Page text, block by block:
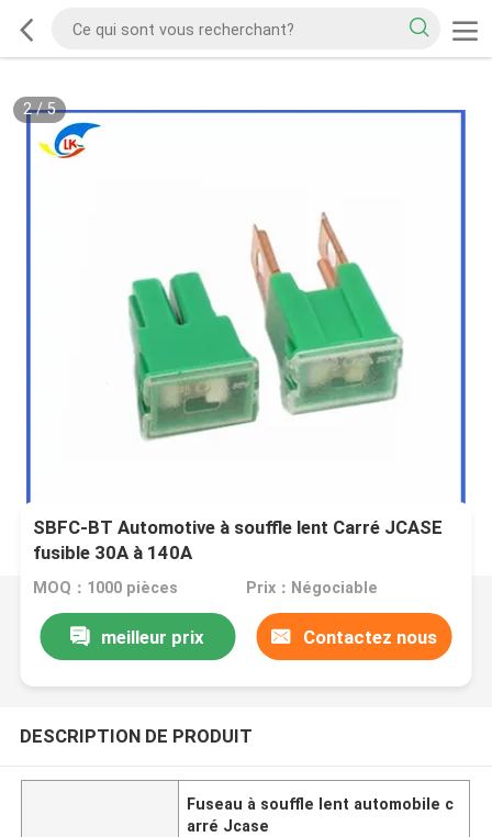
2/5
SBFC-BT Automotive à souffle lent Carré JCASE
fusible 30A à 140A
MOQ：1000 pièces Prix：Négociable
meilleur prix Contactez nous
DESCRIPTION DE PRODUIT
Fuseau à souffle lent automobile c
arré Jcase